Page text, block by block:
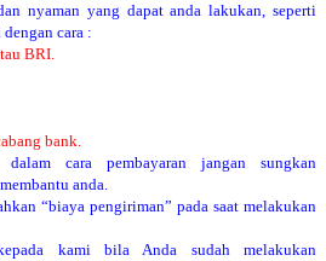
nyaman yang dapat anda lakukan, seperti
cara :
BRI.
bank.
cara pembayaran jangan sungkan
anda.
“biaya pengiriman” pada saat melakukan
kami bila Anda sudah melakukan